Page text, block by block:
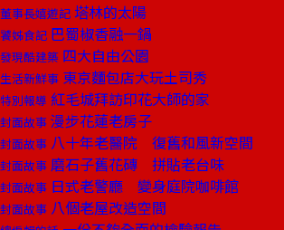
董事長嬉遊記 塔林的太陽
饕姊食記 巴蜀椒香融一鍋
發現酷建築 四大自由公園
生活新鮮事 東京麵包店大玩土司秀
特別報導 紅毛城拜訪印花大師的家
封面故事 漫步花蓮老房子
封面故事 八十年老醫院 復舊和風新空間
封面故事 磨石子舊花磚 拼貼老台味
封面故事 日式老警廳 變身庭院咖啡館
封面故事 八個老屋改造空間